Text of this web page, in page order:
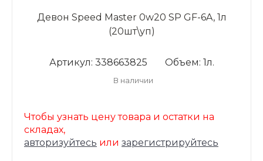
Девон Speed Master 0w20 SP GF-6A, 1л
(20шт\уп)
Артикул: 338663825 Объем: 1л.
В наличии
Чтобы узнать цену товара и остатки на
складах,
авторизуйтесь или зарегистрируйтесь